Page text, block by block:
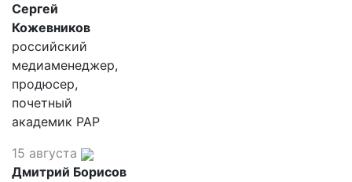
Сергей
Кожевников
российский
медиаменеджер,
продюсер,
почетный
академик РАР
15 августа
Дмитрий Борисов